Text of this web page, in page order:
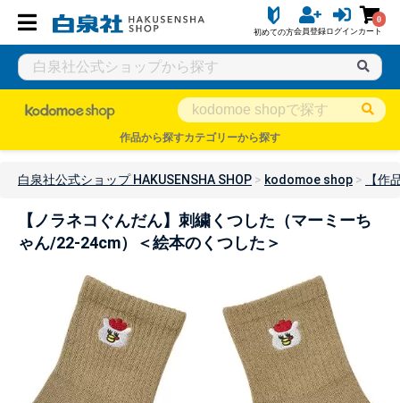
初めての方会員登録ログイン
0
カート
作品から探すカテゴリーから探す
白泉社公式ショップ HAKUSENSHA SHOP kodomoe shop 【作
【ノラネコぐんだん】刺繍くつした（マーミーち
ゃん/22-24cm）＜絵本のくつした＞